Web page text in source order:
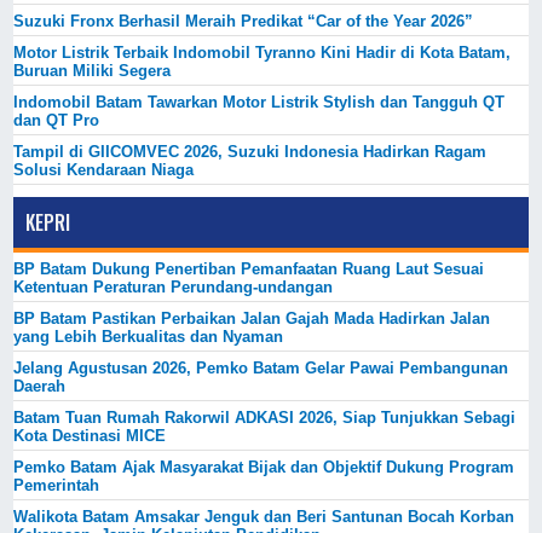
Suzuki Fronx Berhasil Meraih Predikat “Car of the Year 2026”
Motor Listrik Terbaik Indomobil Tyranno Kini Hadir di Kota Batam,
Buruan Miliki Segera
Indomobil Batam Tawarkan Motor Listrik Stylish dan Tangguh QT
dan QT Pro
Tampil di GIICOMVEC 2026, Suzuki Indonesia Hadirkan Ragam
Solusi Kendaraan Niaga
KEPRI
BP Batam Dukung Penertiban Pemanfaatan Ruang Laut Sesuai
Ketentuan Peraturan Perundang-undangan
BP Batam Pastikan Perbaikan Jalan Gajah Mada Hadirkan Jalan
yang Lebih Berkualitas dan Nyaman
Jelang Agustusan 2026, Pemko Batam Gelar Pawai Pembangunan
Daerah
Batam Tuan Rumah Rakorwil ADKASI 2026, Siap Tunjukkan Sebagi
Kota Destinasi MICE
Pemko Batam Ajak Masyarakat Bijak dan Objektif Dukung Program
Pemerintah
Walikota Batam Amsakar Jenguk dan Beri Santunan Bocah Korban